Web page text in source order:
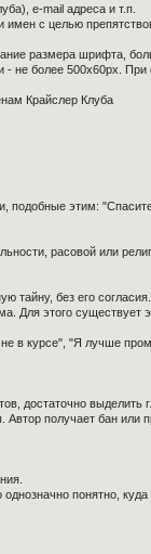
e-mail адреса и т.п.
с целью
размера шрифта,
более 500x60px.
Крайслер Клуба
подобные этим:
расовой или
тайну, без его согласия.
Для этого существует
в курсе", "Я лучше
достаточно выделить
получает бан или
понятно,